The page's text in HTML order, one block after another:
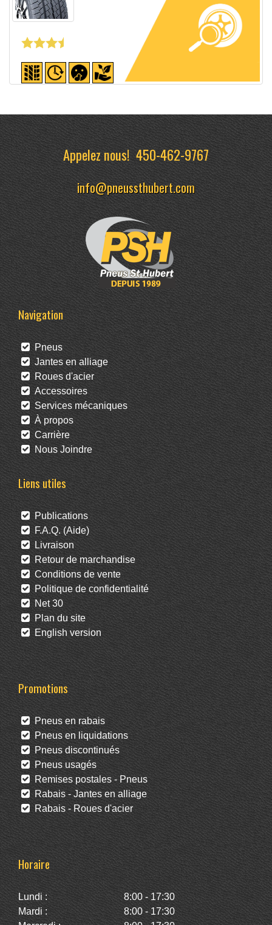
Appelez nous!450-462-9767
info@pneussthubert.com
Navigation
Pneus
Jantes en alliage
Roues d'acier
Accessoires
Services mécaniques
À propos
Carrière
Nous Joindre
Liens utiles
Publications
F.A.Q. (Aide)
Livraison
Retour de marchandise
Conditions de vente
Politique de confidentialité
Net 30
Plan du site
English version
Promotions
Pneus en rabais
Pneus en liquidations
Pneus discontinués
Pneus usagés
Remises postales - Pneus
Rabais - Jantes en alliage
Rabais - Roues d'acier
Horaire
Lundi :
8:00 - 17:30
Mardi :
8:00 - 17:30